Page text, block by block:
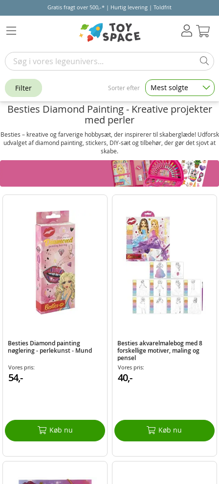
Gratis fragt over 500,-* | Hurtig levering | Toldfrit
Besties Diamond Painting - Kreative projekter
med perler
Besties – kreative og farverige hobby­sæt, der inspirerer til skaberglæde! Udforsk
udvalget af diamond painting, stickers, DIY-sæt og tilbehør, der gør det sjovt at
skabe.
Besties Diamond painting
nøglering - perlekunst - Mund
Vores pris:
54,-
Køb nu
Besties akvarelmalebog med 8
forskellige motiver, maling og
pensel
Vores pris:
40,-
Køb nu
Filter Sorter efter Mest solgte